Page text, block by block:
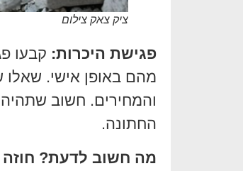
ציק צאק צילום
פגישת היכרות: קבעו
מהם באופן אישי. שאלו
והמחירים. חשוב שתהיה
החתונה.
מה חשוב לדעת?